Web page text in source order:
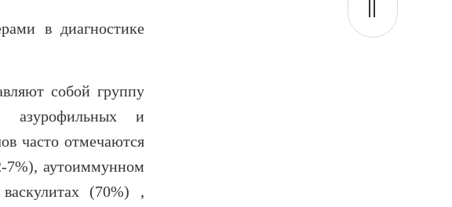
в диагностике
собой группу
азурофильных и
часто отмечаются
аутоиммунном
(70%) ,